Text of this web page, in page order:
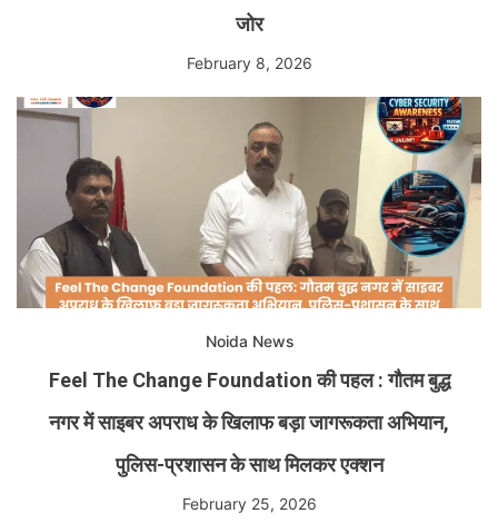
जोर
February 8, 2026
Noida News
Feel The Change Foundation की पहल : गौतम बुद्ध
नगर में साइबर अपराध के खिलाफ बड़ा जागरूकता अभियान,
पुलिस-प्रशासन के साथ मिलकर एक्शन
February 25, 2026